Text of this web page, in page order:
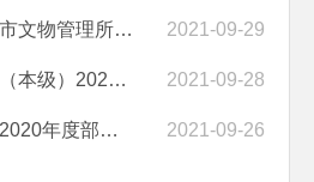
保山市博物馆（保山市文物管理所）2020年度部门决算 2021-09-29
保山市文化和旅游局（本级）2020年度部门决算 2021-09-28
保山市文化和旅游局2020年度部门决算 2021-09-26